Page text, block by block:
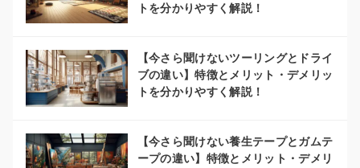
トを分かりやすく解説！
【今さら聞けないツーリングとドライ
ブの違い】特徴とメリット・デメリッ
トを分かりやすく解説！
【今さら聞けない養生テープとガムテ
ープの違い】特徴とメリット・デメリ